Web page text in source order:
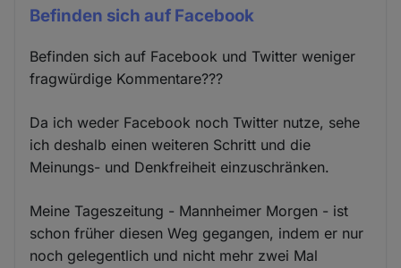
Befinden sich auf Facebook
Befinden sich auf Facebook und Twitter weniger
fragwürdige Kommentare???
Da ich weder Facebook noch Twitter nutze, sehe
ich deshalb einen weiteren Schritt und die
Meinungs- und Denkfreiheit einzuschränken.
Meine Tageszeitung - Mannheimer Morgen - ist
schon früher diesen Weg gegangen, indem er nur
noch gelegentlich und nicht mehr zwei Mal